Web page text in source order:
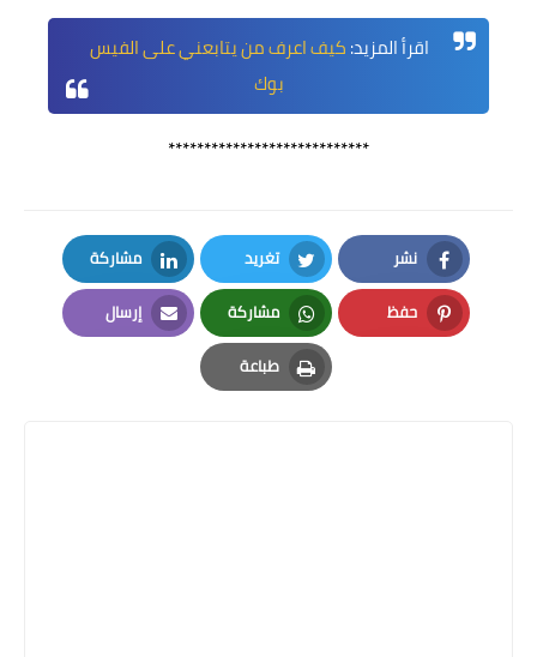
اقرأ المزيد:كيف اعرف من يتابعني على الفيس
بوك
****************************
نشر
Facebook
تغريد
Twitter
مشاركة
LinkedIn
حفظ
Pinterest
مشاركة
Whatsapp
إرسال
Email
طباعة
Print